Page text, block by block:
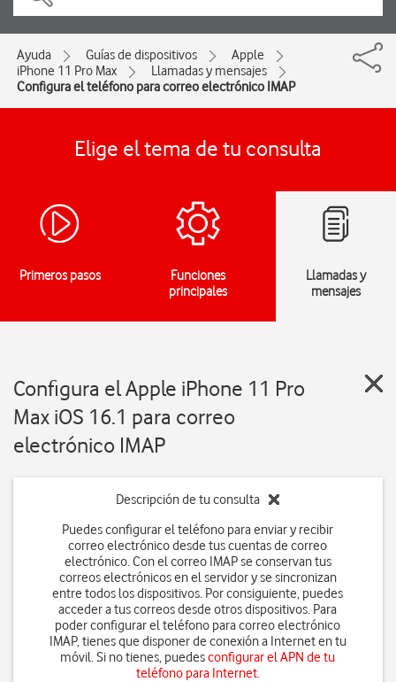
Ayuda Guías de dispositivos
Apple
iPhone 11 Pro Max
Llamadas y mensajes
Configura el teléfono para correo electrónico IMAP
Elige el tema de tu consulta
Primeros pasos
Funciones
principales
Llamadas y
mensajes
Configura el Apple iPhone 11 Pro
Max iOS 16.1 para correo
electrónico IMAP
Descripción de tu consulta
Puedes configurar el teléfono para enviar y recibir
correo electrónico desde tus cuentas de correo
electrónico. Con el correo IMAP se conservan tus
correos electrónicos en el servidor y se sincronizan
entre todos los dispositivos. Por consiguiente, puedes
acceder a tus correos desde otros dispositivos. Para
poder configurar el teléfono para correo electrónico
IMAP, tienes que disponer de conexión a Internet en tu
móvil. Si no tienes, puedesconfigurar el APN de tu
teléfono para Internet.